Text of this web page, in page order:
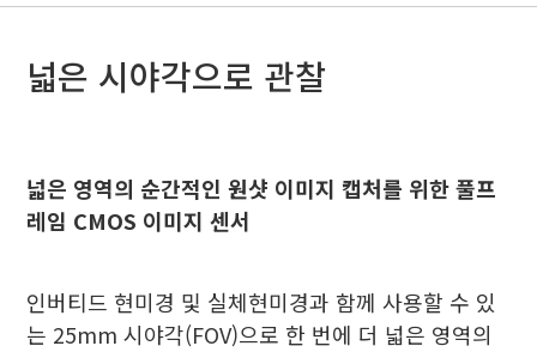
넓은 시야각으로 관찰
넓은 영역의 순간적인 원샷 이미지 캡처를 위한 풀프
레임 CMOS 이미지 센서
인버티드 현미경 및 실체현미경과 함께 사용할 수 있
는 25mm 시야각(FOV)으로 한 번에 더 넓은 영역의